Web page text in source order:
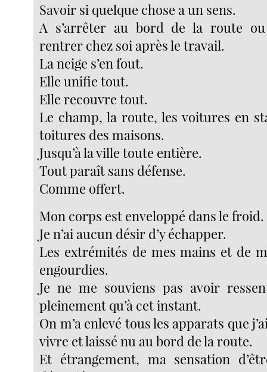
Savoir si quelque chose a un sens.
A s’arrêter au bord de la route
rentrer chez soi après le travail.
La neige s’en fout.
Elle unifie tout.
Elle recouvre tout.
Le champ, la route, les voitures en
toitures des maisons.
Jusqu’à la ville toute entière.
Tout paraît sans défense.
Comme offert.
Mon corps est enveloppé dans le froid.
Je n’ai aucun désir d’y échapper.
Les extrémités de mes mains et de
engourdies.
Je ne me souviens pas avoir
pleinement qu’à cet instant.
On m’a enlevé tous les apparats que
vivre et laissé nu au bord de la route.
Et étrangement, ma sensation